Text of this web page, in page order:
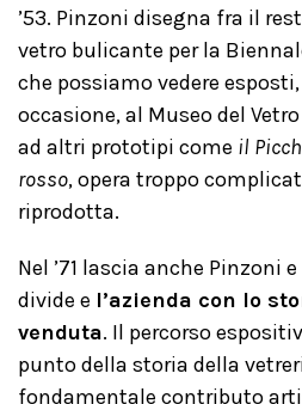
’53. Pinzoni disegna fra il
vetro bulicante per la
che possiamo vedere
occasione, al Museo del
ad altri prototipi come il
rosso, opera troppo
riprodotta.
Nel ’71 lascia anche Pinzoni e
divide e l’azienda con lo
venduta. Il percorso
punto della storia della
fondamentale contributo